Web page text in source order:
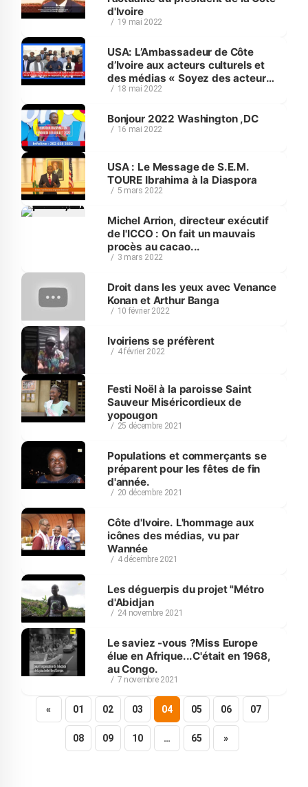
d'Ivoire
19 mai 2022
USA: L’Ambassadeur de Côte
d’Ivoire aux acteurs culturels et
des médias « Soyez des acteurs
de paix»
18 mai 2022
Bonjour 2022 Washington ,DC
16 mai 2022
USA : Le Message de S.E.M.
TOURE Ibrahima à la Diaspora
5 mars 2022
Michel Arrion, directeur exécutif
de l'ICCO : On fait un mauvais
procès au cacao...
3 mars 2022
Droit dans les yeux avec Venance
Konan et Arthur Banga
10 février 2022
Ivoiriens se préfèrent
4 février 2022
Festi Noël à la paroisse Saint
Sauveur Miséricordieux de
yopougon
25 décembre 2021
Populations et commerçants se
préparent pour les fêtes de fin
d'année.
20 décembre 2021
Côte d'Ivoire. L'hommage aux
icônes des médias, vu par
Wannée
4 décembre 2021
Les déguerpis du projet "Métro
d'Abidjan
24 novembre 2021
Le saviez -vous ?Miss Europe
élue en Afrique...C'était en 1968,
au Congo.
7 novembre 2021
« 01 02 03 04 05 06 07
08 09 10 … 65 »